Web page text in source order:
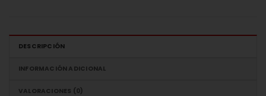
DESCRIPCIÓN
INFORMACIÓN ADICIONAL
VALORACIONES (0)